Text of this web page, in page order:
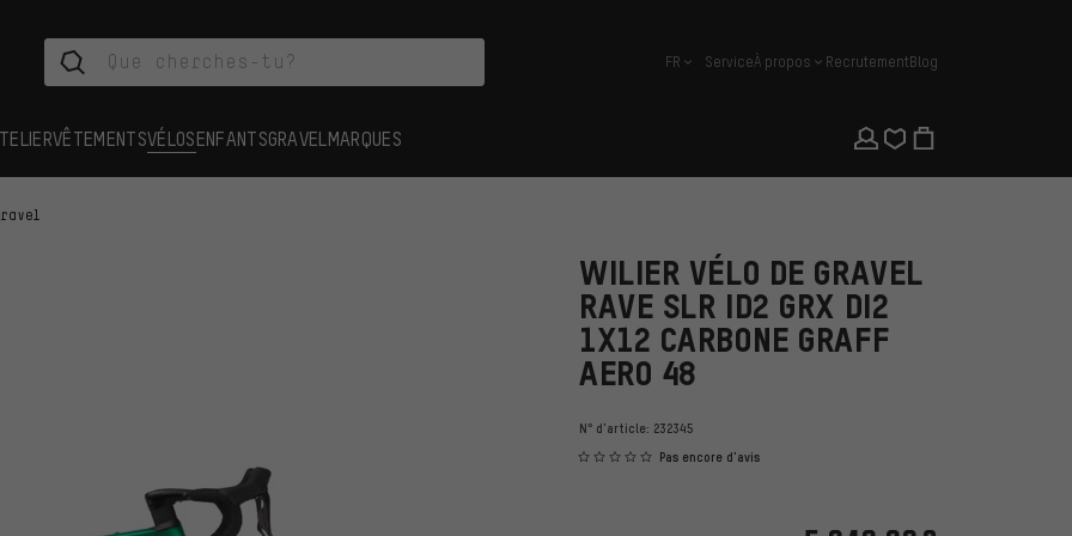
français
FR ServiceÀ propos RecrutementBlog
VÊTEMENTSVÉLOSENFANTSGRAVEL MARQUES
WILIER VÉLO DE GRAVEL
RAVE SLR ID2 GRX DI2
1X12 CARBONE GRAFF
AERO 48
N° d'article: 232345
Pas encore d'avis